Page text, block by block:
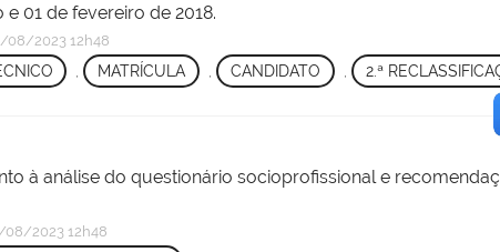
01 de fevereiro de 2018.
08/2023 12h48
, MATRÍCULA , CANDIDATO 2.ª
à análise do questionário socioprofissional e
08/2023 12h48